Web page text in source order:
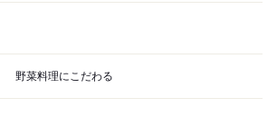
野菜料理にこだわる